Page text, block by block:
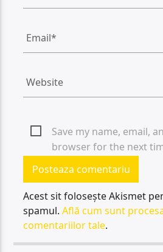
Save my name, email,
browser for the next
Acest sit folosește Akismet
spamul.Află cum sunt
comentariilor tale.